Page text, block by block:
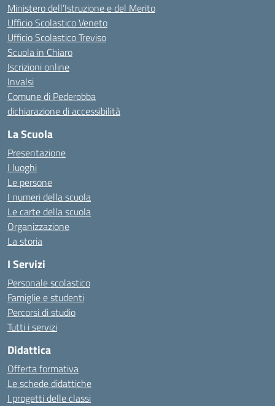
Ministero dell’Istruzione e del Merito
Ufficio Scolastico Veneto
Ufficio Scolastico Treviso
Scuola in Chiaro
Iscrizioni online
Invalsi
Comune di Pederobba
dichiarazione di accessibilità
La Scuola
Presentazione
I luoghi
Le persone
I numeri della scuola
Le carte della scuola
Organizzazione
La storia
I Servizi
Personale scolastico
Famiglie e studenti
Percorsi di studio
Tutti i servizi
Didattica
Offerta formativa
Le schede didattiche
I progetti delle classi